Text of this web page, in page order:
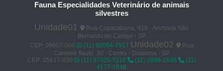
Fauna Especialidades Veterinário de animais
silvestres
Unidade01
Rua Copacabana, 918 - Anchieta São
Bernardo do Campo - SP
CEP: 09607-000
(11) 95054-7917 Unidade02
Rua
Carminé flauto, 30 - Centro - Diadema - SP
CEP: 05617-030
(11) 97329-5116 (11) 2988-1648
(11)
4177-1648